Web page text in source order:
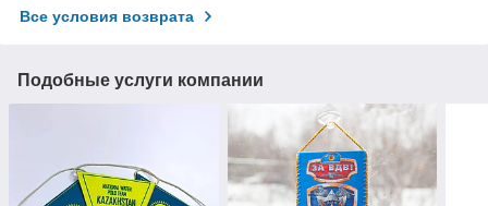
Все условия возврата
Подобные услуги компании